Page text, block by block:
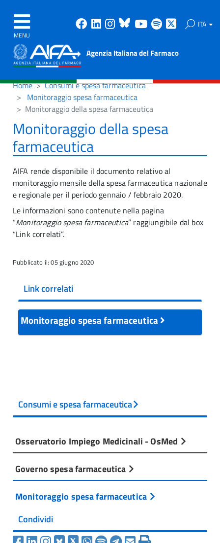
MENU
Facebook
Linkedin
Instagram
Bluesky
Youtube
Spotify ITA
Agenzia Italiana del Farmaco
Home
Consumi e spesa farmaceutica
Monitoraggio spesa farmaceutica
Monitoraggio della spesa farmaceutica
Monitoraggio della spesa
farmaceutica
AIFA rende disponibile il documento relativo al
monitoraggio mensile della spesa farmaceutica nazionale
e regionale per il periodo gennaio / febbraio 2020.
Le informazioni sono contenute nella pagina
“Monitoraggio spesa farmaceutica” raggiungibile dal box
“Link correlati”.
Pubblicato il: 05 giugno 2020
Link correlati
Monitoraggio spesa farmaceutica
Consumi e spesa farmaceutica
Osservatorio Impiego Medicinali - OsMed
Governo spesa farmaceutica
Monitoraggio spesa farmaceutica
Condividi